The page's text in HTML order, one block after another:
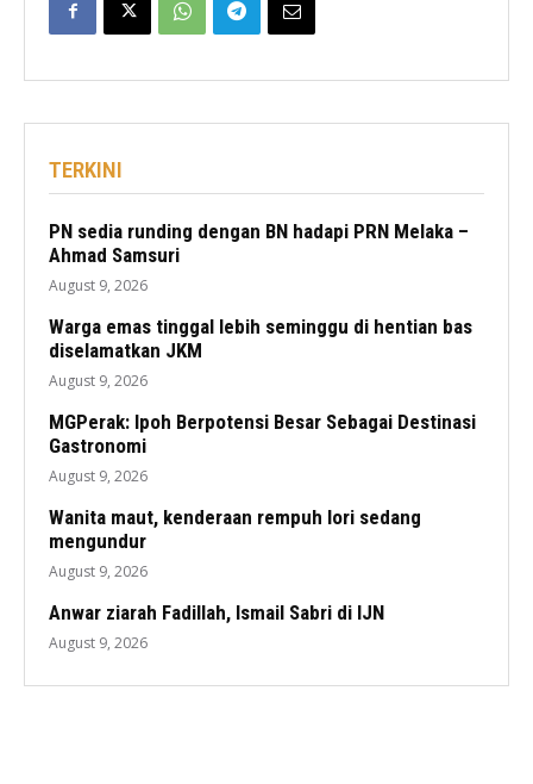
TERKINI
PN sedia runding dengan BN hadapi PRN Melaka –
Ahmad Samsuri
August 9, 2026
Warga emas tinggal lebih seminggu di hentian bas
diselamatkan JKM
August 9, 2026
MGPerak: Ipoh Berpotensi Besar Sebagai Destinasi
Gastronomi
August 9, 2026
Wanita maut, kenderaan rempuh lori sedang
mengundur
August 9, 2026
Anwar ziarah Fadillah, Ismail Sabri di IJN
August 9, 2026